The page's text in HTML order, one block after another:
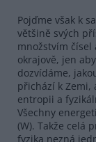
Pojďme však k
většině svých
množstvím
okrajově, jen
dozvídáme,
přichází k Zemi,
entropii a
Všechny
(W). Takže celá
fyzika nezná